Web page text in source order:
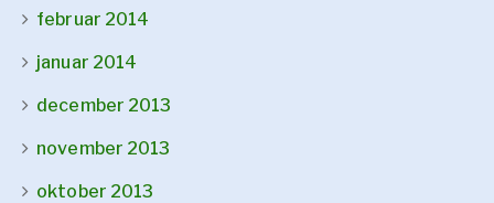
februar 2014
januar 2014
december 2013
november 2013
oktober 2013